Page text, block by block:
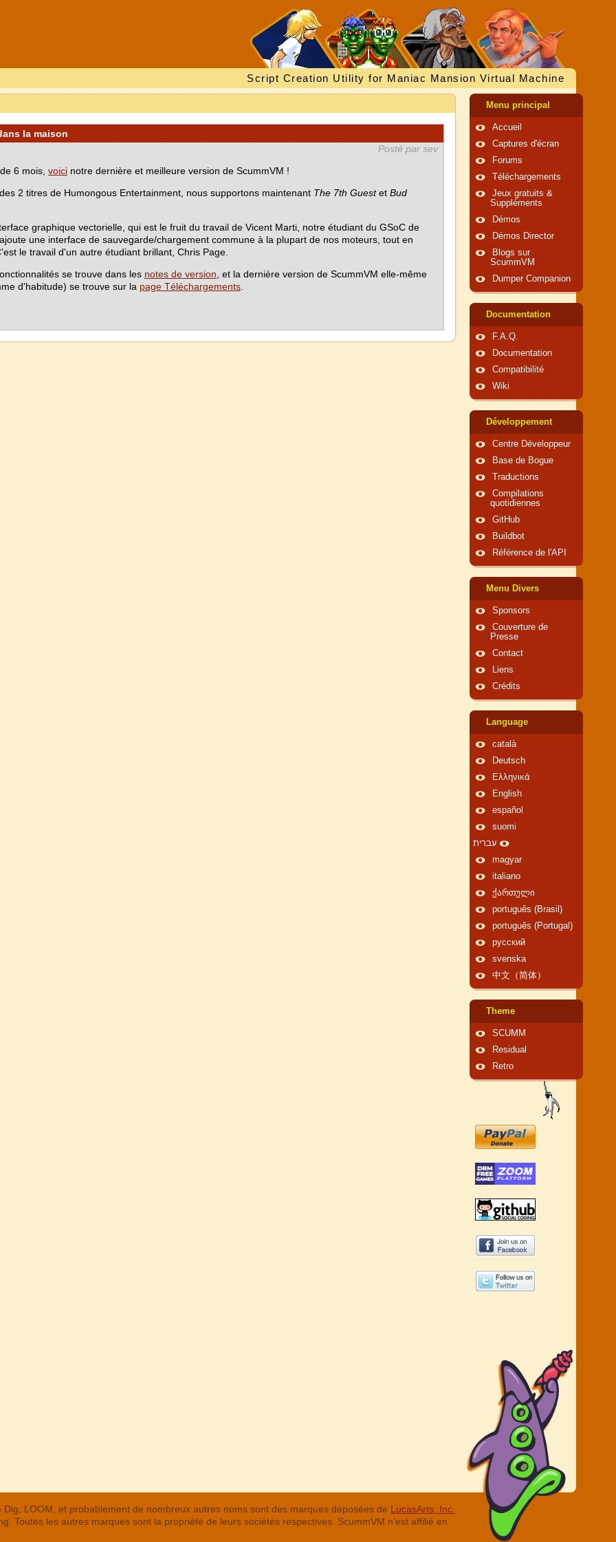
Script Creation Utility for Maniac Mansion Virtual Machine
la maison
Posté par sev
6 mois, voici notre dernière et meilleure version de ScummVM !
2 titres de Humongous Entertainment, nous supportons maintenant The 7th Guestet Bud
graphique vectorielle, qui est le fruit du travail de Vicent Marti, notre étudiant du GSoC de
une interface de sauvegarde/chargement commune à la plupart de nos moteurs, tout en
le travail d'un autre étudiant brillant, Chris Page.
se trouve dans les notes de version , et la dernière version de ScummVM elle-même
d'habitude) se trouve sur la page Téléchargements
Menu principal
Accueil
Captures d'écran
Forums
Téléchargements
Jeux gratuits &
Suppléments
Démos
Démos Director
Blogs sur
ScummVM
Dumper Companion
Documentation
F.A.Q.
Documentation
Compatibilité
Wiki
Développement
Centre Développeur
Base de Bogue
Traductions
Compilations
quotidiennes
GitHub
Buildbot
Référence de l'API
Menu Divers
Sponsors
Couverture de
Presse
Contact
Liens
Crédits
Language
català
Deutsch
Ελληνικά
English
español
suomi
עברית
magyar
italiano
ქართული
português (Brasil)
português (Portugal)
русский
svenska
中文（简体）
Theme
SCUMM
Residual
Retro
LOOM, et probablement de nombreux autres noms sont des marques déposées de LucasArts, Inc.
Toutes les autres marques sont la propriété de leurs sociétés respectives. ScummVM n'est affilié en